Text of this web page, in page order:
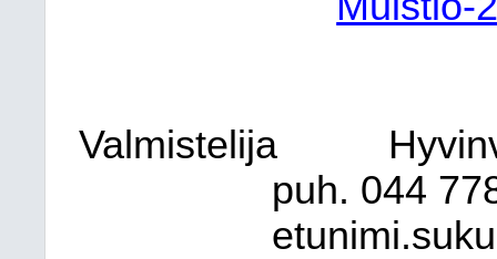
Valmistelija
puh. 044